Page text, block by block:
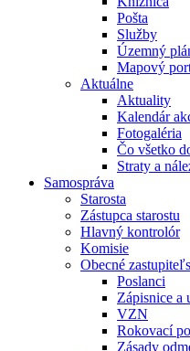
Pošta
Služby
Územný
Mapový
Aktuálne
Aktuality
Kalendár
Fotogaléria
Čo všetko
Straty a
Samospráva
Starosta
Zástupca starostu
Hlavný kontrolór
Komisie
Obecné
Poslanci
Zápisnice a
VZN
Rokovací
Zásady